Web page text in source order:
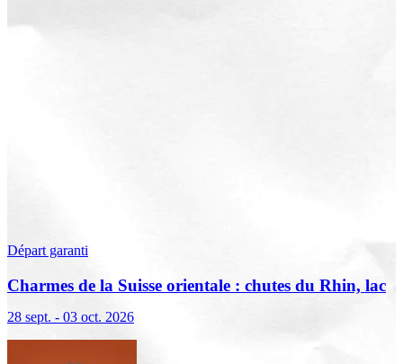
Départ garanti
Charmes de la Suisse orientale : chutes du Rhin, lac
28 sept. - 03 oct. 2026